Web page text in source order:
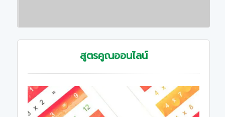
สูตรคูณออนไลน์